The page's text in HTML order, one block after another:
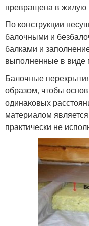
превращена в жилую
По конструкции
балочными и
балками и
выполненные в виде
Балочные
образом, чтобы
одинаковых
материалом
практически не